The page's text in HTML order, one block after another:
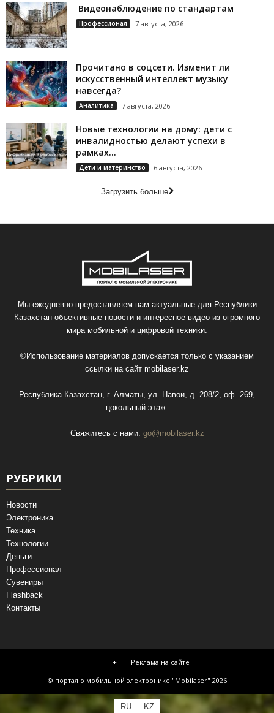
Видеонаблюдение по стандартам
Профессионал 7 августа, 2026
Прочитано в соцсети. Изменит ли
искусственный интеллект музыку
навсегда?
Аналитика 7 августа, 2026
Новые технологии на дому: дети с
инвалидностью делают успехи в
рамках...
Дети и материнство 6 августа, 2026
Загрузить больше
Мы ежедневно предоставляем вам актуальные для Республики
Казахстан объективные новости и интересное видео из огромного
мира мобильной и цифровой техники.
©Использование материалов допускается только с указанием
ссылки на сайт mobilaser.kz
Республика Казахстан, г. Алматы, ул. Навои, д. 208/2, оф. 269,
цокольный этаж.
Свяжитесь с нами: go@mobilaser.kz
РУБРИКИ
Новости
Электроника
Техника
Технологии
Деньги
Профессионал
Сувениры
Flashback
Контакты
– +
Реклама на сайте
© портал о мобильной электронике "Mobilaser" 2026
RU KZ